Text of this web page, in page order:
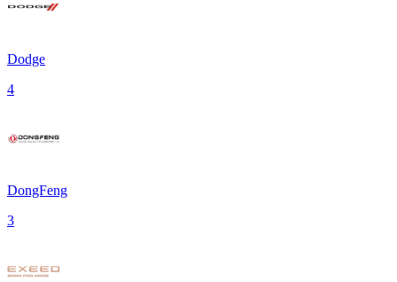
Dodge
4
DongFeng
3